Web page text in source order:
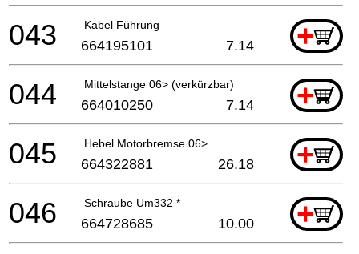
Kabel Führung +
043 664195101 7.14
Mittelstange 06> (verkürzbar) +
044 664010250 7.14
Hebel Motorbremse 06> +
045 664322881 26.18
Schraube Um332 * +
046 664728685 10.00